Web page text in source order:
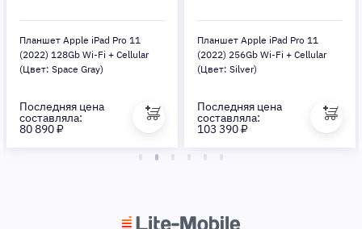
Планшет Apple iPad Pro 11
(2022) 128Gb Wi-Fi + Cellular
(Цвет: Space Gray)
Последняя цена
составляла:
80 890 ₽
Планшет Apple iPad Pro 11
(2022) 256Gb Wi-Fi + Cellular
(Цвет: Silver)
Последняя цена
составляла:
103 390 ₽